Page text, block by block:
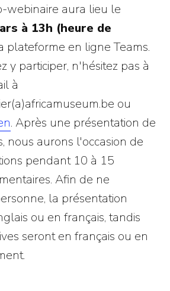
webinaire aura lieu le
à 13h (heure de
plateforme en ligne Teams.
y participer, n'hésitez pas à
à
ou
. Après une présentation de
nous aurons l'occasion de
pendant 10 à 15
Afin de ne
la présentation
ou en français, tandis
seront en français ou en